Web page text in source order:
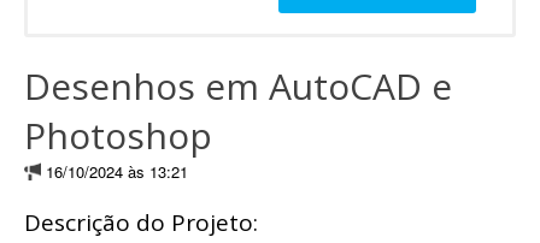
Desenhos em AutoCAD e
Photoshop
16/10/2024 às 13:21
Descrição do Projeto: